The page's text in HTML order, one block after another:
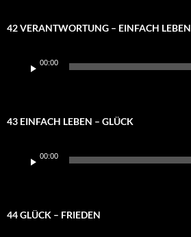
42 VERANTWORTUNG – EINFACH LEBEN
Player
00:00
43 EINFACH LEBEN – GLÜCK
Player
00:00
44 GLÜCK – FRIEDEN